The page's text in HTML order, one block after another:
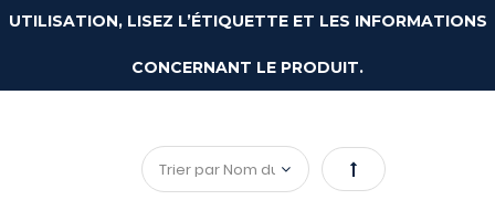
UTILISATION, LISEZ L’ÉTIQUETTE ET LES INFORMATIONS
CONCERNANT LE PRODUIT.
Par